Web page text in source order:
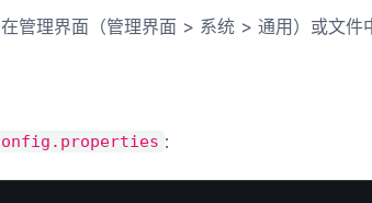
管理界面（管理界面 > 系统 > 通用）或文件
: